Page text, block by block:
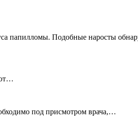
папилломы. Подобные наросты
от…
под присмотром врача,…